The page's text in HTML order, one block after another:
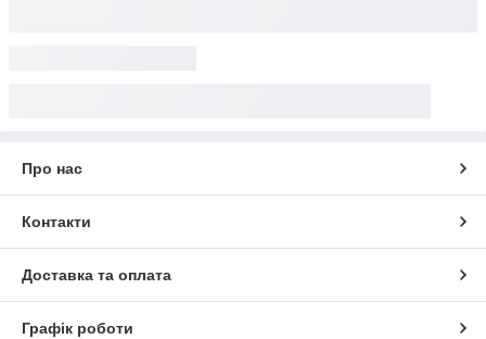
Про нас
Контакти
Доставка та оплата
Графік роботи